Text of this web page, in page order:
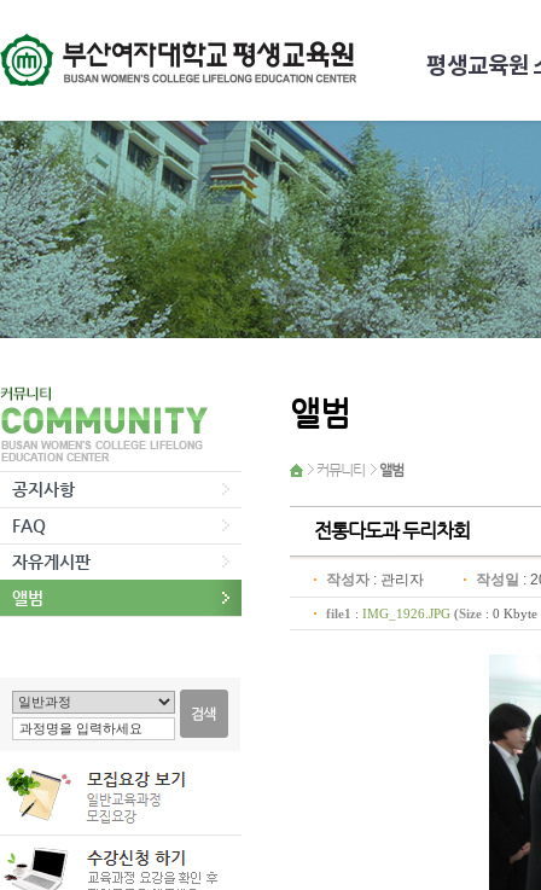
평생교육원
공지사항
FAQ
자유게시판
앨범
앨범
커뮤니티 앨범
전통다도과 두리차회
작성자 : 관리자 작성일 :
file1 : IMG_1926.JPG (Size : 0